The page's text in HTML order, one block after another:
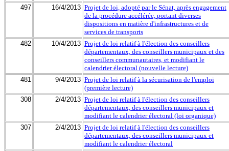
497
16/4/2013 Projet de loi, adopté par le Sénat, après engagement
de la procédure accélérée, portant diverses
dispositions en matière d'infrastructures et de
services de transports
482
10/4/2013 Projet de loi relatif à l'élection des conseillers
départementaux, des conseillers municipaux et des
conseillers communautaires, et modifiant le
calendrier électoral (nouvelle lecture)
481
9/4/2013 Projet de loi relatif à la sécurisation de l'emploi
(première lecture)
308
2/4/2013 Projet de loi relatif à l'élection des conseillers
départementaux, des conseillers municipaux et
modifiant le calendrier électoral (loi organique)
307
2/4/2013 Projet de loi relatif à l'élection des conseillers
départementaux, des conseillers municipaux et
modifiant le calendrier électoral